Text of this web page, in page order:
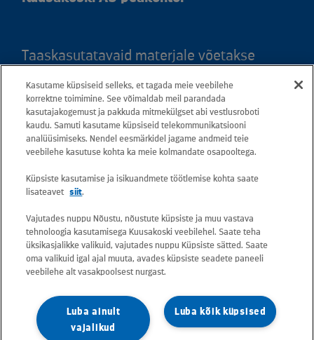
Taaskasutatavaid materjale võetakse
Kaardil klõpsates leiate kõigi maakondade
teeninduspunktid ja teejuhised.
Postiaadress: Betooni 12, 13816 Tallinn
(Eesti)
Kõik e-posti aadressid on kujul
eesnimi.perekonnanimi@kuusakoski.com
Konkreetsete tegevuskohtade
Kasutame küpsiseid selleks, et tagada meie veebilehe
korrektne toimimine. See võimaldab meil parandada
kasutajakogemust ja pakkuda mitmekülgset abi vestlusroboti
kaudu. Samuti kasutame küpsiseid telekommunikatsiooni
analüüsimiseks. Nendel eesmärkidel jagame andmeid teie
veebilehe kasutuse kohta ka meie kolmandate osapooltega.
Küpsiste kasutamise ja isikuandmete töötlemise kohta saate
lisateavet
siit.
Vajutades nuppu Nõustu, nõustute küpsiste ja muu vastava
tehnoloogia kasutamisega Kuusakoski veebilehel. Saate teha
üksikasjalikke valikuid, vajutades nuppu Küpsiste sätted. Saate
oma valikuid igal ajal muuta, avades küpsiste seadete paneeli
veebilehe alt vasakpoolsest nurgast.
Luba kõik küpsised
Luba ainult
vajalikud